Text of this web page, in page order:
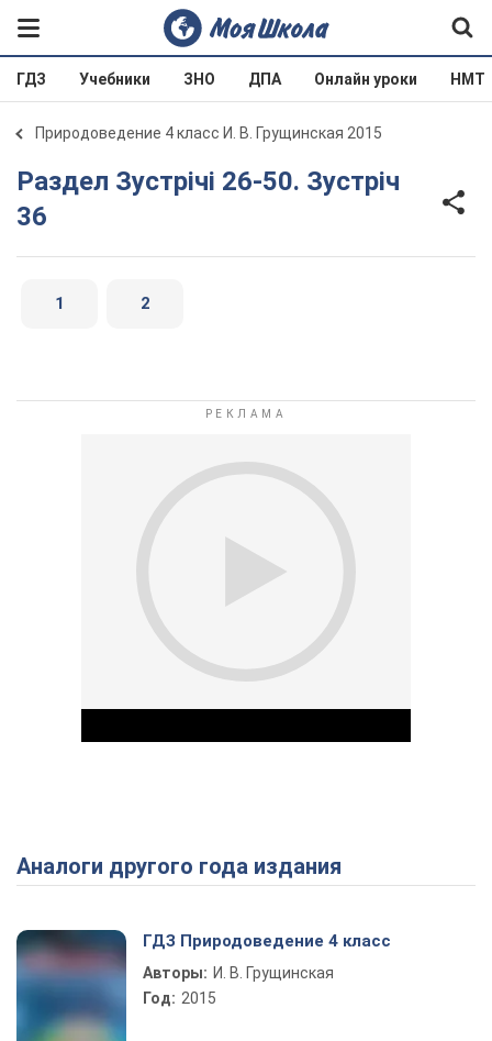
ГДЗ Учебники ЗНО ДПА Онлайн уроки НМТ
Природоведение 4 класс И. В. Грущинская 2015
Раздел Зустрічі 26-50. Зустріч
36
1 2
Play Video
Аналоги другого года издания
ГДЗ Природоведение 4 класс
Авторы: И. В. Грущинская
Год: 2015